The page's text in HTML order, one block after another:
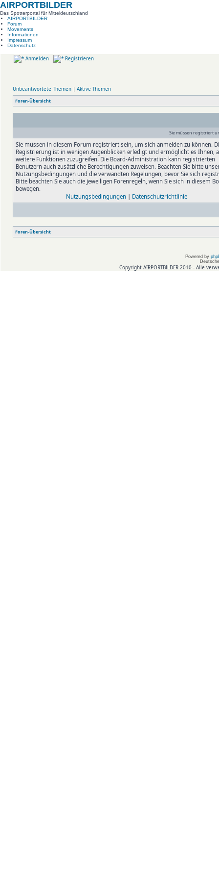
AIRPORTBILDER
Das Spotterportal für Mitteldeutschland
AIRPORTBILDER
Forum
Movements
Informationen
Impressum
Datenschutz
Anmelden Registrieren
Unbeantwortete Themen | Aktive Themen
Foren-Übersicht
Sie müssen registriert
Sie müssen in diesem Forum registriert sein, um sich anmelden zu können.
Registrierung ist in wenigen Augenblicken erledigt und ermöglicht es Ihnen,
weitere Funktionen zuzugreifen. Die Board-Administration kann registrierten
Benutzern auch zusätzliche Berechtigungen zuweisen. Beachten Sie bitte
Nutzungsbedingungen und die verwandten Regelungen, bevor Sie sich
Bitte beachten Sie auch die jeweiligen Forenregeln, wenn Sie sich in diesem
bewegen.
Nutzungsbedingungen| Datenschutzrichtlinie
Foren-Übersicht
Powered by
Copyright AIRPORTBILDER 2010 - Alle